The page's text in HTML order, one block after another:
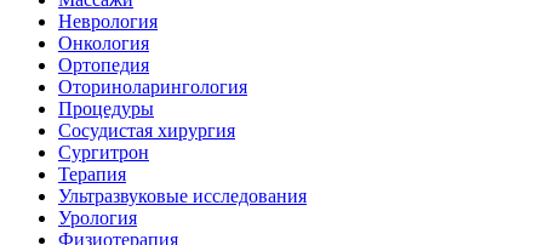
Неврология
Онкология
Ортопедия
Оториноларингология
Процедуры
Сосудистая хирургия
Сургитрон
Терапия
Ультразвуковые исследования
Урология
Физиотерапия